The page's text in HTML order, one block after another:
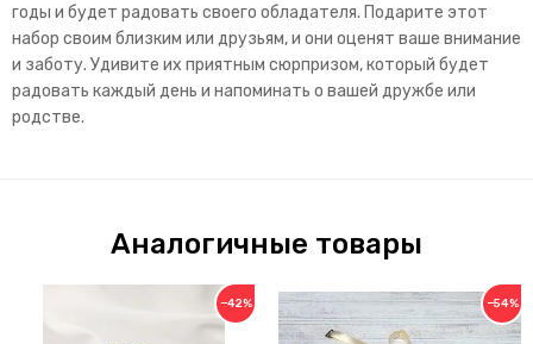
годы и будет радовать своего обладателя. Подарите этот
набор своим близким или друзьям, и они оценят ваше внимание
и заботу. Удивите их приятным сюрпризом, который будет
радовать каждый день и напоминать о вашей дружбе или
родстве.
Аналогичные товары
−42% −54%